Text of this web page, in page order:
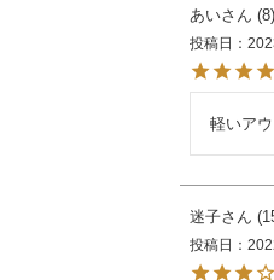
あい 8
投稿日
軽いア
迷子
投稿日